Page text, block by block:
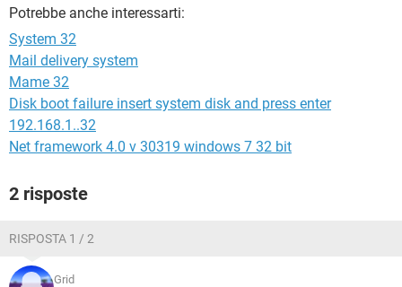
Potrebbe anche interessarti:
System 32
Mail delivery system
Mame 32
Disk boot failure insert system disk and press enter
192.168.1..32
Net framework 4.0 v 30319 windows 7 32 bit
2 risposte
RISPOSTA 1 / 2
Grid